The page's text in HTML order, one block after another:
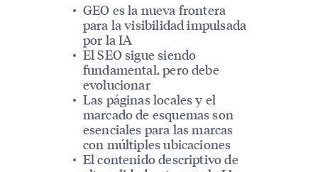
GEO es la nueva frontera
para la visibilidad impulsada
por la IA
El SEO sigue siendo
fundamental, pero debe
evolucionar
Las páginas locales y el
marcado de esquemas son
esenciales para las marcas
con múltiples ubicaciones
El contenido descriptivo de